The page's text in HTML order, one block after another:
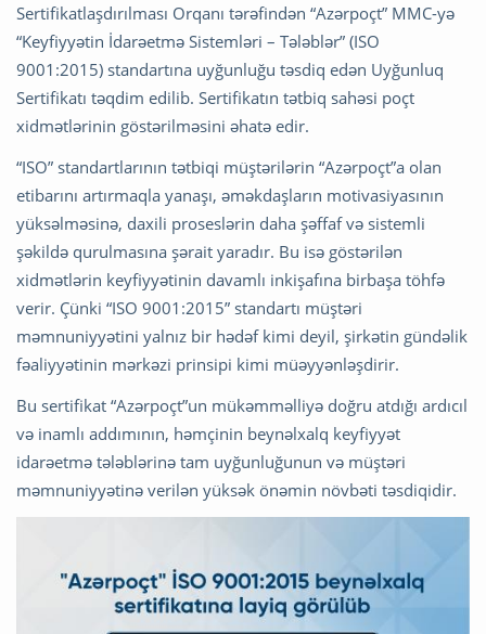
Sertifikatlaşdırılması Orqanı tərəfindən “Azərpoçt” MMC-yə
“Keyfiyyətin İdarəetmə Sistemləri – Tələblər” (ISO
9001:2015) standartına uyğunluğu təsdiq edən Uyğunluq
Sertifikatı təqdim edilib. Sertifikatın tətbiq sahəsi poçt
xidmətlərinin göstərilməsini əhatə edir.
“ISO” standartlarının tətbiqi müştərilərin “Azərpoçt”a olan
etibarını artırmaqla yanaşı, əməkdaşların motivasiyasının
yüksəlməsinə, daxili proseslərin daha şəffaf və sistemli
şəkildə qurulmasına şərait yaradır. Bu isə göstərilən
xidmətlərin keyfiyyətinin davamlı inkişafına birbaşa töhfə
verir. Çünki “ISO 9001:2015” standartı müştəri
məmnuniyyətini yalnız bir hədəf kimi deyil, şirkətin gündəlik
fəaliyyətinin mərkəzi prinsipi kimi müəyyənləşdirir.
Bu sertifikat “Azərpoçt”un mükəmməlliyə doğru atdığı ardıcıl
və inamlı addımının, həmçinin beynəlxalq keyfiyyət
idarəetmə tələblərinə tam uyğunluğunun və müştəri
məmnuniyyətinə verilən yüksək önəmin növbəti təsdiqidir.